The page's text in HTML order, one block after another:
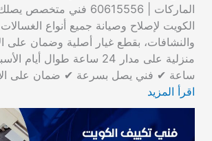
الماركات | 60615556 فني
الكويت لإصلاح وصيانة جميع أنواع الغسالات
والنشافات، بقطع غيار أصلية وضمان على
ساعة ✔ فني يصل بسرعة ✔ ضمان على
اقرأ المزيد